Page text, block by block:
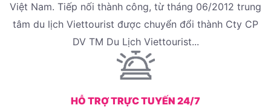
Việt Nam. Tiếp nối thành công, từ tháng 06/2012 trung
tâm du lịch Viettourist được chuyển đổi thành Cty CP
DV TM Du Lịch Viettourist...
HỖ TRỢ TRỰC TUYẾN 24/7